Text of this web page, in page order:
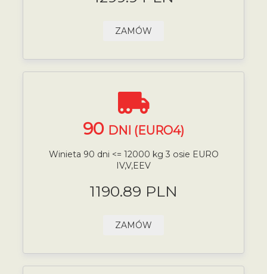
ZAMÓW
90 DNI (EURO4)
Winieta 90 dni <= 12000 kg 3 osie EURO
IV,V,EEV
1190.89 PLN
ZAMÓW